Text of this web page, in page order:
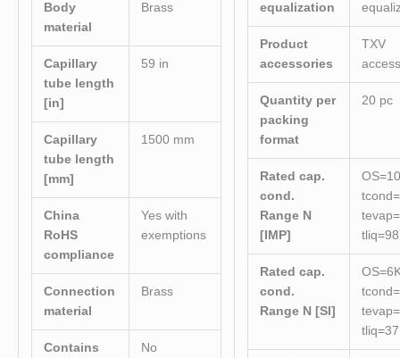
Body
material
Brass
Capillary
tube length
[in]
59 in
Capillary
tube length
[mm]
1500 mm
China
RoHS
compliance
Yes with
exemptions
Connection
material
Brass
Contains
No
equalization
Product
accessories
TXV
Quantity per
packing
format
20 pc
Rated cap.
cond.
Range N
[IMP]
Rated cap.
cond.
Range N [SI]
tliq=37